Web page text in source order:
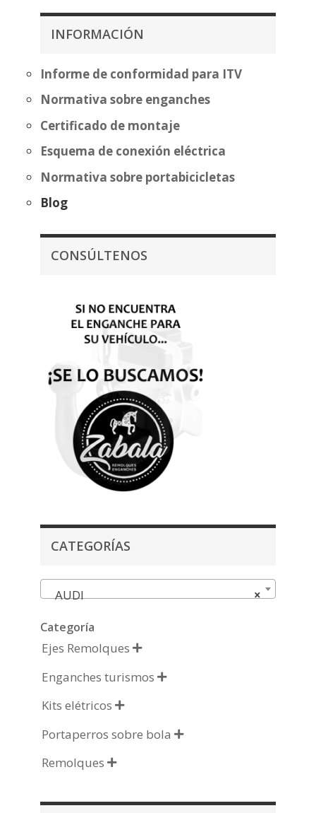
INFORMACIÓN
Informe de conformidad para ITV
Normativa sobre enganches
Certificado de montaje
Esquema de conexión eléctrica
Normativa sobre portabicicletas
Blog
CONSÚLTENOS
CATEGORÍAS
×
AUDI
Categoría
Ejes Remolques 
Enganches turismos 
Kits elétricos 
Portaperros sobre bola 
Remolques 